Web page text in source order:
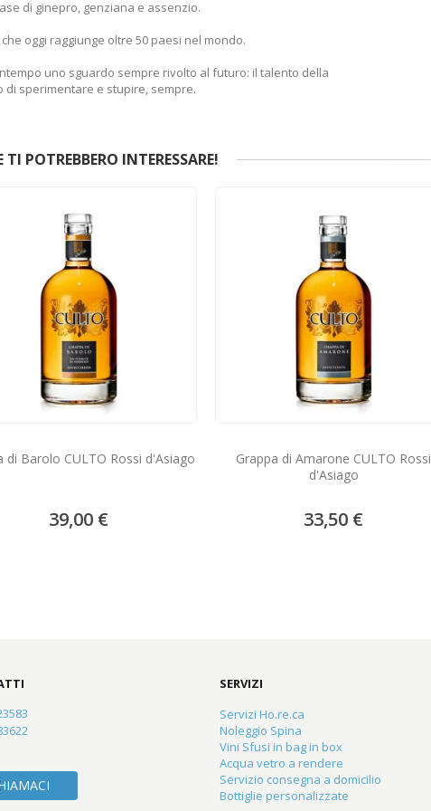
di ginepro, genziana e assenzio.
oggi raggiunge oltre 50 paesi nel mondo.
uno sguardo sempre rivolto al futuro: il talento della
di sperimentare e stupire, sempre.
POTREBBERO INTERESSARE!
di Barolo CULTO Rossi d'Asiago
39,00 €
Grappa di Amarone CULTO Rossi
d'Asiago
33,50 €
SERVIZI
Servizi Ho.re.ca
Noleggio Spina
Vini Sfusi in bag in box
Acqua vetro a rendere
Servizio consegna a domicilio
Bottiglie personalizzate